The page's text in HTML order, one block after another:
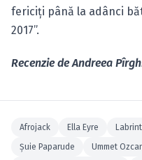
fericiţi până la adânci
2017”.
Recenzie de Andreea
Afrojack Ella Eyre
Şuie Paparude
Ummet